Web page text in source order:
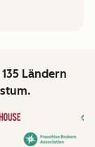
Ländern